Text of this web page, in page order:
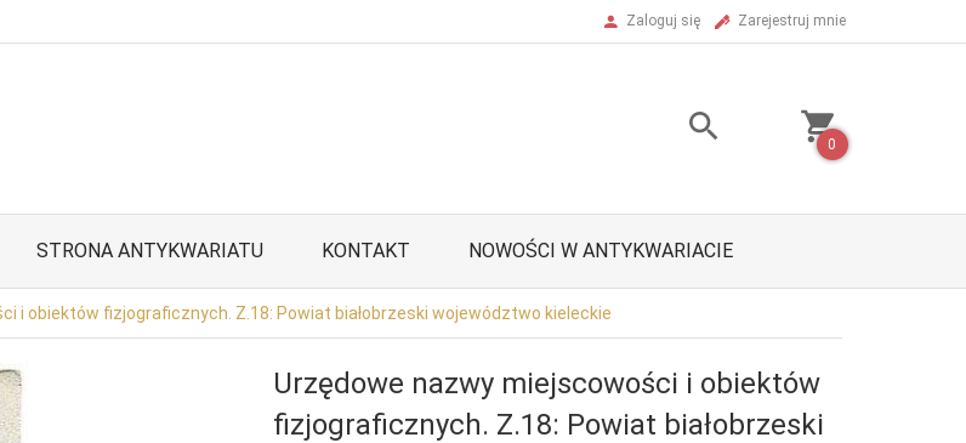
Zaloguj się Zarejestruj mnie
0
STRONA ANTYKWARIATU KONTAKT NOWOŚCI W ANTYKWARIACIE
i obiektów fizjograficznych. Z.18: Powiat białobrzeski województwo kieleckie
Urzędowe nazwy miejscowości i obiektów
fizjograficznych. Z.18: Powiat białobrzeski